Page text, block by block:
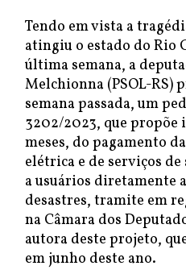
Tendo em vista a
atingiu o estado do Rio
última semana, a
Melchionna (PSOL-RS)
semana passada, um
3202/2023, que propõe
meses, do pagamento
elétrica e de serviços
a usuários diretamente
desastres, tramite em
na Câmara dos
autora deste projeto,
em junho deste ano.